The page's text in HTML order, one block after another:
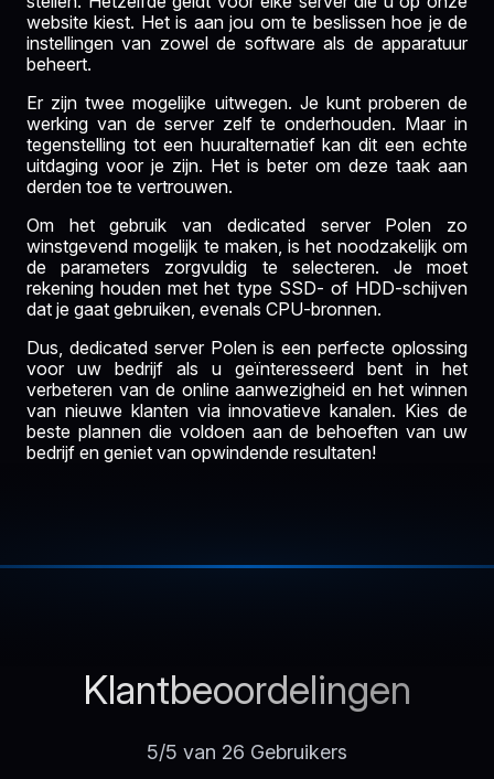
website kiest. Het is aan jou om te beslissen hoe je de
instellingen van zowel de software als de apparatuur
beheert.
Er zijn twee mogelijke uitwegen. Je kunt proberen de
werking van de server zelf te onderhouden. Maar in
tegenstelling tot een huuralternatief kan dit een echte
uitdaging voor je zijn. Het is beter om deze taak aan
derden toe te vertrouwen.
Om het gebruik van dedicated server Polen zo
winstgevend mogelijk te maken, is het noodzakelijk om
de parameters zorgvuldig te selecteren. Je moet
rekening houden met het type SSD- of HDD-schijven
dat je gaat gebruiken, evenals CPU-bronnen.
Dus, dedicated server Polen is een perfecte oplossing
voor uw bedrijf als u geïnteresseerd bent in het
verbeteren van de online aanwezigheid en het winnen
van nieuwe klanten via innovatieve kanalen. Kies de
beste plannen die voldoen aan de behoeften van uw
bedrijf en geniet van opwindende resultaten!
Klantbeoordelingen
5/5 van 26 Gebruikers